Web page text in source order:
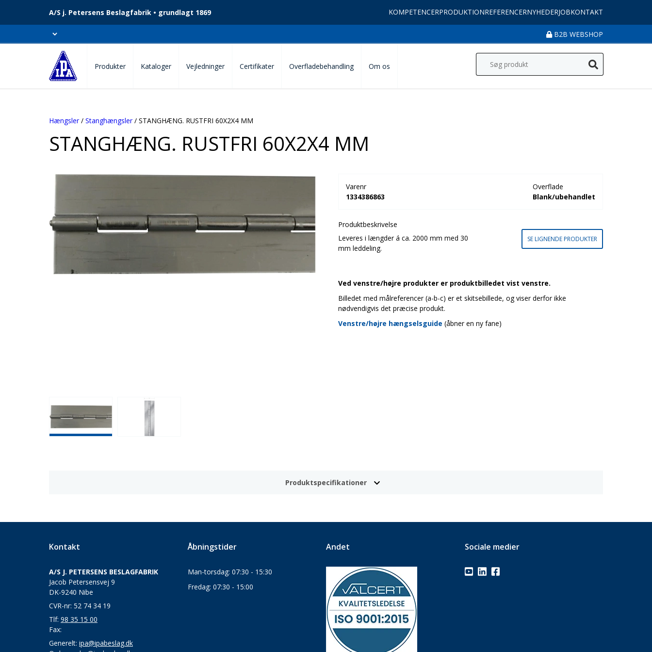
A/S j. Petersens Beslagfabrik • grundlagt 1869 KOMPETENCERPRODUKTIONREFERENCERNYHEDERJOBKONTAKT
B2B WEBSHOP
Produkter Kataloger Vejledninger Certifikater Overfladebehandling Om os
Hængsler/ Stanghængsler/ STANGHÆNG. RUSTFRI 60X2X4 MM
STANGHÆNG. RUSTFRI 60X2X4 MM
Varenr
1334386863
Overflade
Blank/ubehandlet
Produktbeskrivelse
Leveres i længder á ca. 2000 mm med 30
mm leddeling.
SE LIGNENDE PRODUKTER
Ved venstre/højre produkter er produktbilledet vist venstre.
Billedet med målreferencer (a-b-c) er et skitsebillede, og viser derfor ikke
nødvendigvis det præcise produkt.
Venstre/højre hængselsguide (åbner en ny fane)
Produktspecifikationer
Kontakt
A/S J. PETERSENS BESLAGFABRIK
Jacob Petersensvej 9
DK-9240 Nibe
CVR-nr: 52 74 34 19
Tlf: 98 35 15 00
Fax:
Generelt: ipa@ipabeslag.dk
Åbningstider
Man-torsdag: 07:30 - 15:30
Fredag: 07:30 - 15:00
Andet Sociale medier